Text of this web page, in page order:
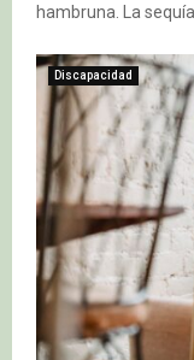
hambruna. La
Discapacidad